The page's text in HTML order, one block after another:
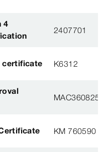
4
2407701
certificate K6312
KM 760590